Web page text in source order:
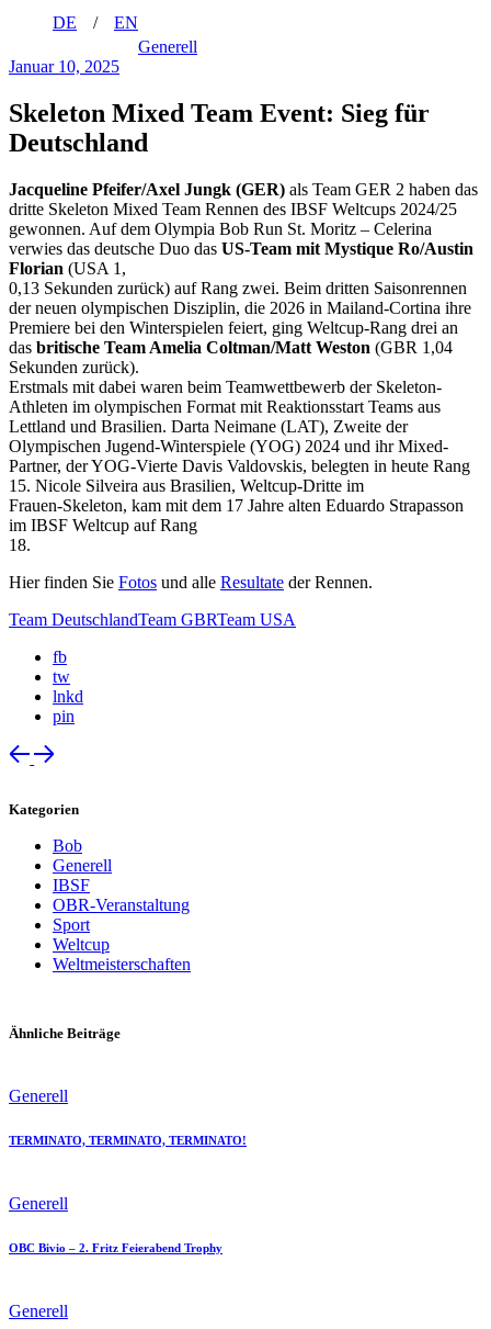
DE
EN
Generell
Januar 10, 2025
Skeleton Mixed Team Event: Sieg für
Deutschland
Jacqueline Pfeifer/Axel Jungk (GER) als Team GER 2 haben das
dritte Skeleton Mixed Team Rennen des IBSF Weltcups 2024/25
gewonnen. Auf dem Olympia Bob Run St. Moritz – Celerina
verwies das deutsche Duo das US-Team mit Mystique Ro/Austin
Florian (USA 1,
0,13 Sekunden zurück) auf Rang zwei. Beim dritten Saisonrennen
der neuen olympischen Disziplin, die 2026 in Mailand-Cortina ihre
Premiere bei den Winterspielen feiert, ging Weltcup-Rang drei an
das britische Team Amelia Coltman/Matt Weston (GBR 1,04
Sekunden zurück).
Erstmals mit dabei waren beim Teamwettbewerb der Skeleton-
Athleten im olympischen Format mit Reaktionsstart Teams aus
Lettland und Brasilien. Darta Neimane (LAT), Zweite der
Olympischen Jugend-Winterspiele (YOG) 2024 und ihr Mixed-
Partner, der YOG-Vierte Davis Valdovskis, belegten in heute Rang
15. Nicole Silveira aus Brasilien, Weltcup-Dritte im
Frauen-Skeleton, kam mit dem 17 Jahre alten Eduardo Strapasson
im IBSF Weltcup auf Rang
18.
Hier finden Sie Fotos und alle Resultate der Rennen.
Team DeutschlandTeam GBRTeam USA
fb
tw
lnkd
pin
Kategorien
Bob
Generell
IBSF
OBR-Veranstaltung
Sport
Weltcup
Weltmeisterschaften
Ähnliche Beiträge
Generell
TERMINATO, TERMINATO, TERMINATO!
Generell
OBC Bivio – 2. Fritz Feierabend Trophy
Generell